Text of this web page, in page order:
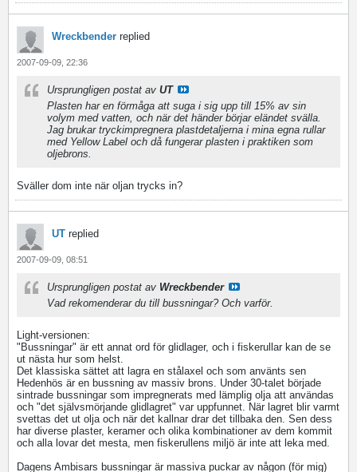
Wreckbender replied
2007-09-09, 22:36
Ursprungligen postat av UT
Plasten har en förmåga att suga i sig upp till 15% av sin
volym med vatten, och när det händer börjar eländet svälla.
Jag brukar tryckimpregnera plastdetaljerna i mina egna rullar
med Yellow Label och då fungerar plasten i praktiken som
oljebrons.
Sväller dom inte när oljan trycks in?
UT replied
2007-09-09, 08:51
Ursprungligen postat av Wreckbender
Vad rekomenderar du till bussningar? Och varför.
Light-versionen:
"Bussningar" är ett annat ord för glidlager, och i fiskerullar kan de se
ut nästa hur som helst.
Det klassiska sättet att lagra en stålaxel och som använts sen
Hedenhös är en bussning av massiv brons. Under 30-talet började
sintrade bussningar som impregnerats med lämplig olja att användas
och "det självsmörjande glidlagret" var uppfunnet. När lagret blir varmt
svettas det ut olja och när det kallnar drar det tillbaka den. Sen dess
har diverse plaster, keramer och olika kombinationer av dem kommit
och alla lovar det mesta, men fiskerullens miljö är inte att leka med.
Dagens Ambisars bussningar är massiva puckar av någon (för mig)